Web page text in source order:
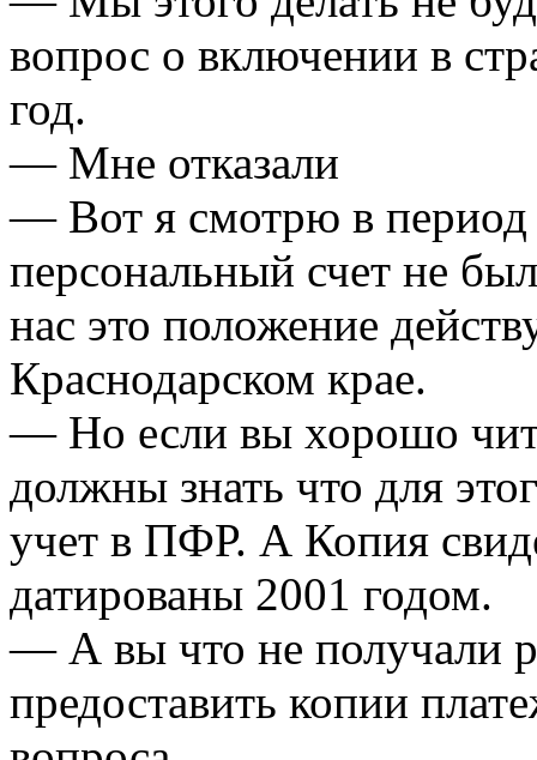
вопрос о включении в
год.
— Мне отказали
— Вот я смотрю в период
персональный счет не
нас это положение
Краснодарском крае.
— Но если вы хорошо
должны знать что для
учет в ПФР. А Копия
датированы 2001 годом.
— А вы что не получали
предоставить копии